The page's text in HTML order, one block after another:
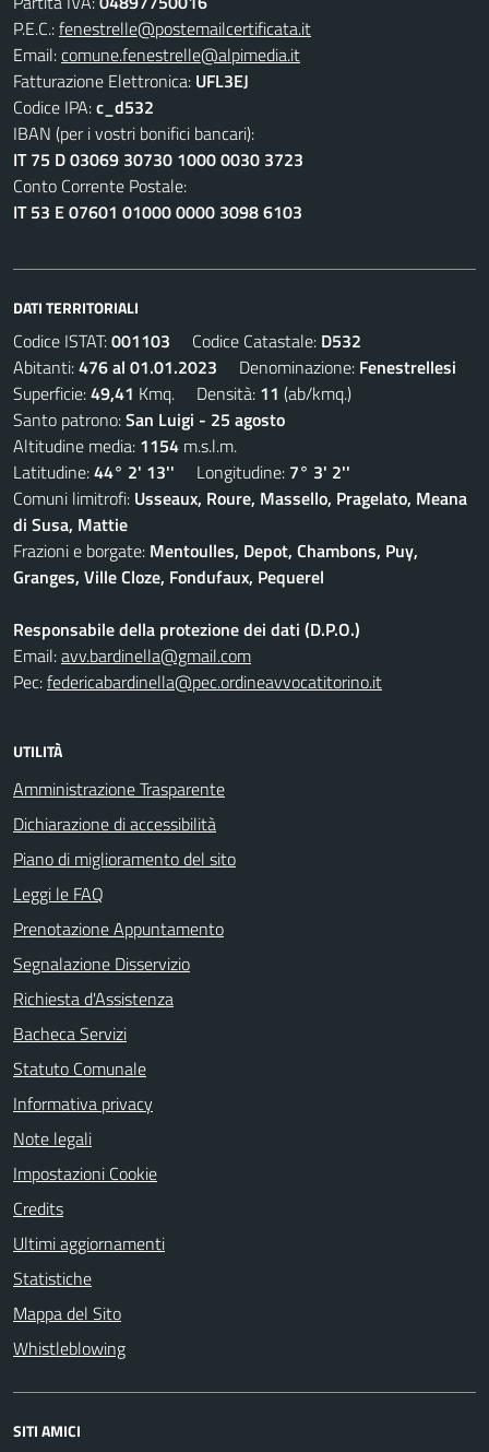
P.E.C.:fenestrelle@postemailcertificata.it
Email:comune.fenestrelle@alpimedia.it
Fatturazione Elettronica: UFL3EJ
Codice IPA:c_d532
IBAN (per i vostri bonifici bancari):
IT 75 D 03069 30730 1000 0030 3723
Conto Corrente Postale:
IT 53 E 07601 01000 0000 3098 6103
DATI TERRITORIALI
Codice ISTAT:001103 Codice Catastale: D532
Abitanti:476 al 01.01.2023 Denominazione: Fenestrellesi
Superficie:49,41 Kmq. Densità: 11 (ab/kmq.)
Santo patrono:San Luigi - 25 agosto
Altitudine media: 1154 m.s.l.m.
Latitudine:44° 2' 13'' Longitudine: 7° 3' 2''
Comuni limitrofi: Usseaux, Roure, Massello, Pragelato, Meana
di Susa, Mattie
Frazioni e borgate: Mentoulles, Depot, Chambons, Puy,
Granges, Ville Cloze, Fondufaux, Pequerel
Responsabile della protezione dei dati (D.P.O.)
Email:avv.bardinella@gmail.com
Pec:federicabardinella@pec.ordineavvocatitorino.it
UTILITÀ
Amministrazione Trasparente
Dichiarazione di accessibilità
Piano di miglioramento del sito
Leggi le FAQ
Prenotazione Appuntamento
Segnalazione Disservizio
Richiesta d'Assistenza
Bacheca Servizi
Statuto Comunale
Informativa privacy
Note legali
Impostazioni Cookie
Credits
Ultimi aggiornamenti
Statistiche
Mappa del Sito
Whistleblowing
SITI AMICI